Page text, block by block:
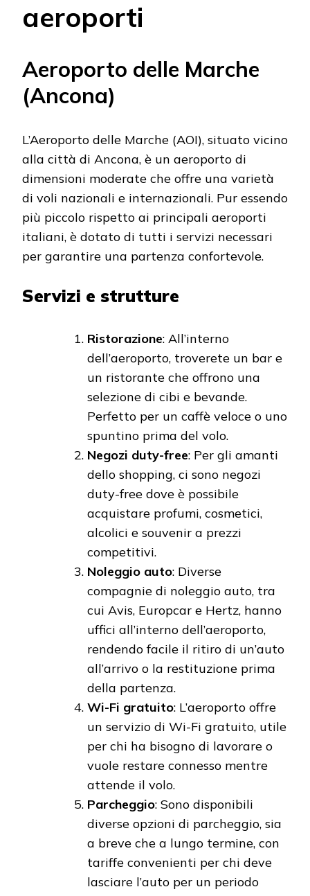
aeroporti
Aeroporto delle Marche
(Ancona)
L’Aeroporto delle Marche (AOI), situato vicino
alla città di Ancona, è un aeroporto di
dimensioni moderate che offre una varietà
di voli nazionali e internazionali. Pur essendo
più piccolo rispetto ai principali aeroporti
italiani, è dotato di tutti i servizi necessari
per garantire una partenza confortevole.
Servizi e strutture
Ristorazione: All’interno
dell’aeroporto, troverete un bar e
un ristorante che offrono una
selezione di cibi e bevande.
Perfetto per un caffè veloce o uno
spuntino prima del volo.
Negozi duty-free: Per gli amanti
dello shopping, ci sono negozi
duty-free dove è possibile
acquistare profumi, cosmetici,
alcolici e souvenir a prezzi
competitivi.
Noleggio auto: Diverse
compagnie di noleggio auto, tra
cui Avis, Europcar e Hertz, hanno
uffici all’interno dell’aeroporto,
rendendo facile il ritiro di un’auto
all’arrivo o la restituzione prima
della partenza.
Wi-Fi gratuito: L’aeroporto offre
un servizio di Wi-Fi gratuito, utile
per chi ha bisogno di lavorare o
vuole restare connesso mentre
attende il volo.
Parcheggio: Sono disponibili
diverse opzioni di parcheggio, sia
a breve che a lungo termine, con
tariffe convenienti per chi deve
lasciare l’auto per un periodo